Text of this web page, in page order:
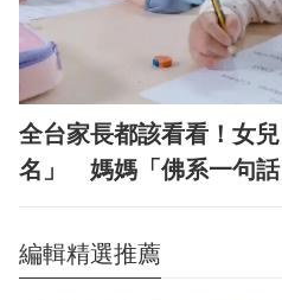
全台家長都該看看！女
名」 媽媽「佛系一句話
編輯精選推薦